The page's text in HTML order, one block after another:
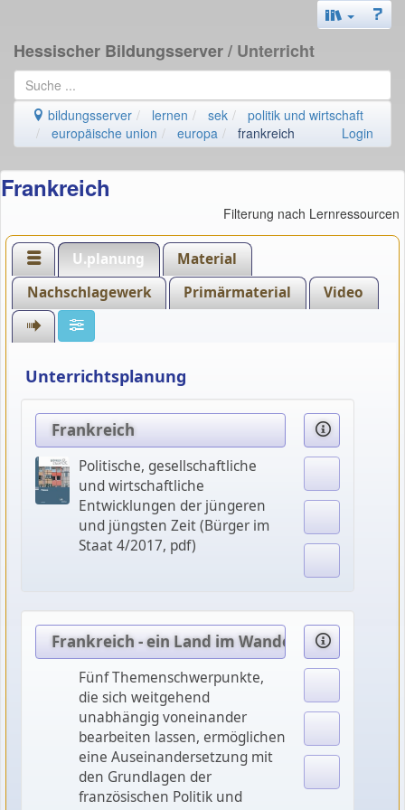
Hessischer Bildungsserver/ Unterricht
bildungsserver lernen sek
politik und wirtschaft
europäische union
europa frankreich Login
Frankreich
Filterung nach Lernressourcen
U.planung
Material
Nachschlagewerk
Primärmaterial Video
Unterrichtsplanung
Frankreich
Politische, gesellschaftliche
und wirtschaftliche
Entwicklungen der jüngeren
und jüngsten Zeit (Bürger im
Staat 4/2017, pdf)
Frankreich - ein Land im Wandel - La France -
Fünf Themenschwerpunkte,
die sich weitgehend
unabhängig voneinander
bearbeiten lassen, ermöglichen
eine Auseinandersetzung mit
den Grundlagen der
französischen Politik und